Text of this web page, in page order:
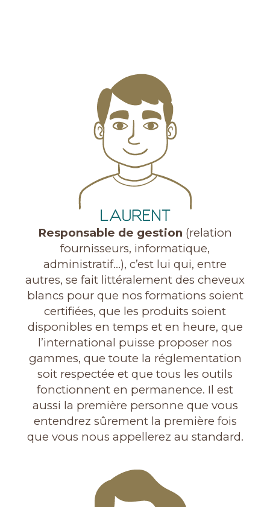
LAURENT
Responsable de gestion (relation
fournisseurs, informatique,
administratif…), c’est lui qui, entre
autres, se fait littéralement des cheveux
blancs pour que nos formations soient
certifiées, que les produits soient
disponibles en temps et en heure, que
l’international puisse proposer nos
gammes, que toute la réglementation
soit respectée et que tous les outils
fonctionnent en permanence. Il est
aussi la première personne que vous
entendrez sûrement la première fois
que vous nous appellerez au standard.